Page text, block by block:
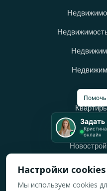
Дома в
Вторичное
Помочь
Задать
онлайн
Настройки cookies
Мы используем cookies